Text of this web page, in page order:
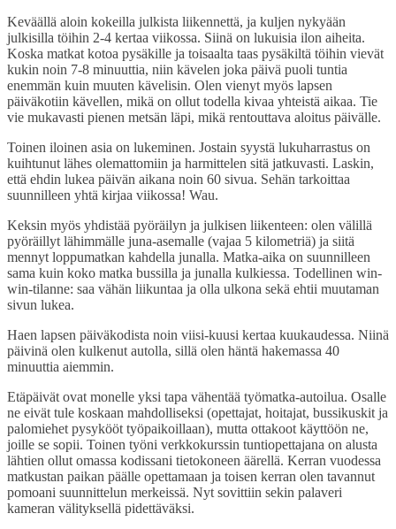
Keväällä aloin kokeilla julkista liikennettä, ja kuljen nykyään
julkisilla töihin 2-4 kertaa viikossa. Siinä on lukuisia ilon aiheita.
Koska matkat kotoa pysäkille ja toisaalta taas pysäkiltä töihin vievät
kukin noin 7-8 minuuttia, niin kävelen joka päivä puoli tuntia
enemmän kuin muuten kävelisin. Olen vienyt myös lapsen
päiväkotiin kävellen, mikä on ollut todella kivaa yhteistä aikaa. Tie
vie mukavasti pienen metsän läpi, mikä rentouttava aloitus päivälle.
Toinen iloinen asia on lukeminen. Jostain syystä lukuharrastus on
kuihtunut lähes olemattomiin ja harmittelen sitä jatkuvasti. Laskin,
että ehdin lukea päivän aikana noin 60 sivua. Sehän tarkoittaa
suunnilleen yhtä kirjaa viikossa! Wau.
Keksin myös yhdistää pyöräilyn ja julkisen liikenteen: olen välillä
pyöräillyt lähimmälle juna-asemalle (vajaa 5 kilometriä) ja siitä
mennyt loppumatkan kahdella junalla. Matka-aika on suunnilleen
sama kuin koko matka bussilla ja junalla kulkiessa. Todellinen win-
win-tilanne: saa vähän liikuntaa ja olla ulkona sekä ehtii muutaman
sivun lukea.
Haen lapsen päiväkodista noin viisi-kuusi kertaa kuukaudessa. Niinä
päivinä olen kulkenut autolla, sillä olen häntä hakemassa 40
minuuttia aiemmin.
Etäpäivät ovat monelle yksi tapa vähentää työmatka-autoilua. Osalle
ne eivät tule koskaan mahdolliseksi (opettajat, hoitajat, bussikuskit ja
palomiehet pysykööt työpaikoillaan), mutta ottakoot käyttöön ne,
joille se sopii. Toinen työni verkkokurssin tuntiopettajana on alusta
lähtien ollut omassa kodissani tietokoneen äärellä. Kerran vuodessa
matkustan paikan päälle opettamaan ja toisen kerran olen tavannut
pomoani suunnittelun merkeissä. Nyt sovittiin sekin palaveri
kameran välityksellä pidettäväksi.